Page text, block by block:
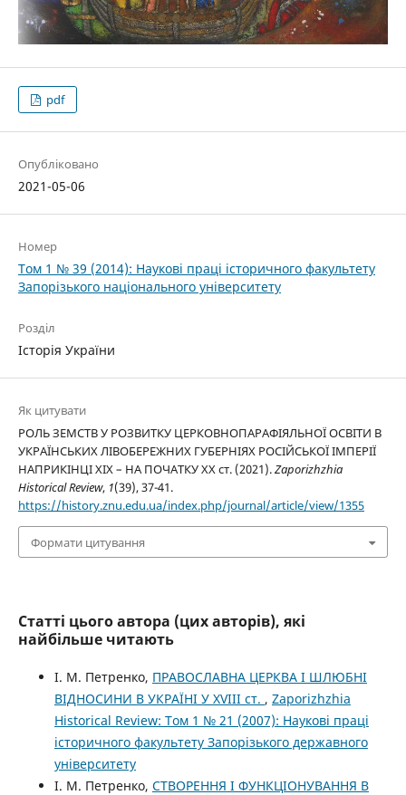
pdf
Опубліковано
2021-05-06
Номер
Том 1 № 39 (2014): Наукові праці історичного факультету
Запорізького національного університету
Розділ
Історія України
Як цитувати
РОЛЬ ЗЕМСТВ У РОЗВИТКУ ЦЕРКОВНОПАРАФІЯЛЬНОЇ ОСВІТИ В
УКРАЇНСЬКИХ ЛІВОБЕРЕЖНИХ ГУБЕРНІЯХ РОСІЙСЬКОЇ ІМПЕРІЇ
НАПРИКІНЦІ ХІХ – НА ПОЧАТКУ ХХ ст. (2021).Zaporizhzhia
Historical Review, 1(39), 37-41.
https://history.znu.edu.ua/index.php/journal/article/view/1355
Формати цитування
Статті цього автора (цих авторів), які
найбільше читають
І. М. Петренко, ПРАВОСЛАВНА ЦЕРКВА І ШЛЮБНІ
ВІДНОСИНИ В УКРАЇНІ У XVIII ст. , Zaporizhzhia
Historical Review: Том 1 № 21 (2007): Наукові праці
історичного факультету Запорізького державного
університету
І. М. Петренко, СТВОРЕННЯ І ФУНКЦІОНУВАННЯ В